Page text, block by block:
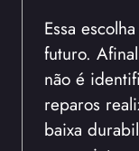
Essa
futuro.
não é
reparos
baixa